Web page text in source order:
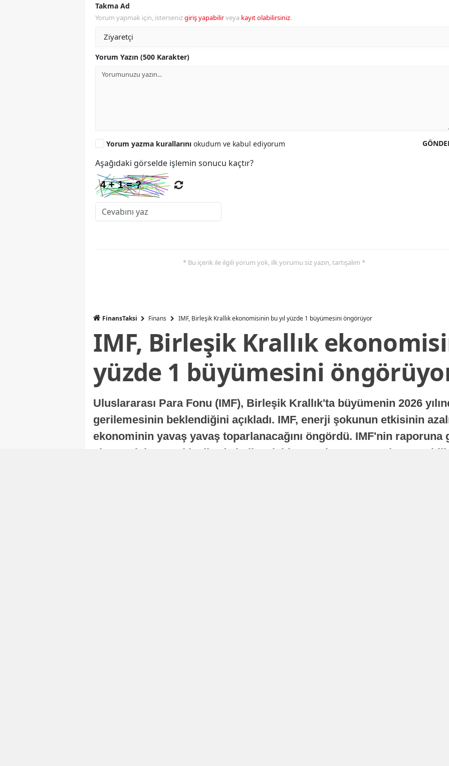
Takma Ad
Yorum yapmak için, istersenizgiriş yapabilirveya kayıt olabilirsiniz.
Yorum Yazın (500 Karakter)
Yorum yazma kurallarını okudum ve kabul ediyorum
Aşağıdaki görselde işlemin sonucu kaçtır?
* Bu içerik ile ilgili yorum yok, ilk yorumu siz yazın, tartışalım *
FinansTaksi Finans IMF, Birleşik Krallık ekonomisinin bu yıl yüzde 1 büyümesini öngörüyor
IMF, Birleşik Krallık
yüzde 1 büyümesini
Uluslararası Para Fonu (IMF), Birleşik Krallık'ta büyümenin 2026
gerilemesinin beklendiğini açıkladı. IMF, enerji şokunun etkisinin
ekonominin yavaş yavaş toparlanacağını öngördü. IMF'nin raporuna
ekonomisi, sonraki yıllarda istikrarlı bir toparlanma süreci